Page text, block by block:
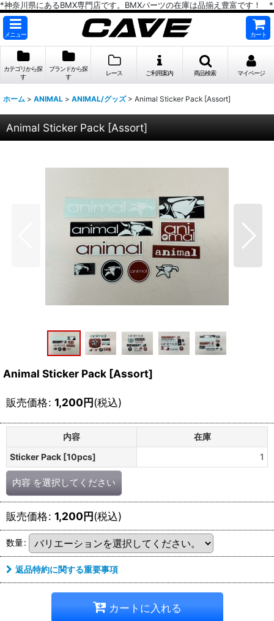
*神奈川県にあるBMX専門店です。BMXパーツの在庫は品揃え豊富です！ *
メニュー カート
カテゴリから探
す
ブランドから探
す
レース ご利用案内 商品検索 マイページ
ホーム > ANIMAL > ANIMAL/グッズ > Animal Sticker Pack [Assort]
Animal Sticker Pack [Assort]
Animal Sticker Pack [Assort]
販売価格: 1,200円(税込)
内容
在庫
Sticker Pack [10pcs]
1
内容 を選択してください
販売価格: 1,200円(税込)
数量:
返品特約に関する重要事項
カートに入れる